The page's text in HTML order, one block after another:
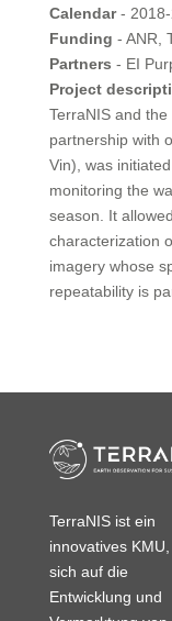
Calendar-
Funding - ANR,
Partners - EI
Project
TerraNIS and
partnership with
Vin), was
monitoring the
season. It
characterization
imagery whose
repeatability is
TerraNIS ist ein
innovatives
sich auf die
Entwicklung und